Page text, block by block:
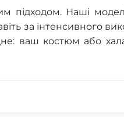
Наші
за інтенсивного
ваш костюм або